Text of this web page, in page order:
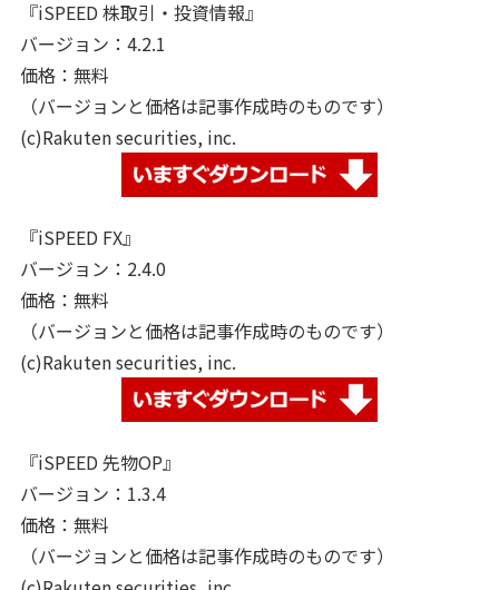
『iSPEED 株取引・投資情報』
バージョン：4.2.1
価格：無料
（バージョンと価格は記事作成時のものです）
(c)Rakuten securities, inc.
『iSPEED FX』
バージョン：2.4.0
価格：無料
（バージョンと価格は記事作成時のものです）
(c)Rakuten securities, inc.
『iSPEED 先物OP』
バージョン：1.3.4
価格：無料
（バージョンと価格は記事作成時のものです）